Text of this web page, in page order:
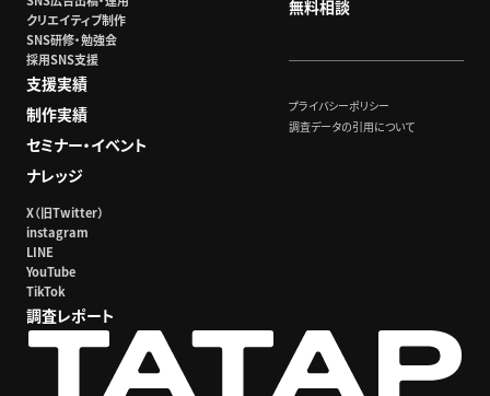
クリエイティブ制作
SNS研修・勉強会
採用SNS支援
支援実績
制作実績
セミナー・イベント
ナレッジ
X（旧Twitter）
instagram
LINE
YouTube
TikTok
調査レポート
無料相談
プライバシーポリシー
調査データの引用について